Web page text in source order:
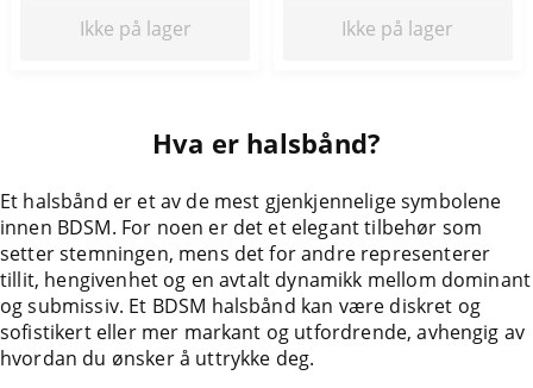
Ikke på lager Ikke på lager
Hva er halsbånd?
Et halsbånd er et av de mest gjenkjennelige symbolene
innen BDSM. For noen er det et elegant tilbehør som
setter stemningen, mens det for andre representerer
tillit, hengivenhet og en avtalt dynamikk mellom dominant
og submissiv. Et BDSM halsbånd kan være diskret og
sofistikert eller mer markant og utfordrende, avhengig av
hvordan du ønsker å uttrykke deg.